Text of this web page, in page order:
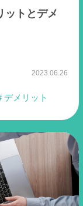
ットとデメ
2023.06.26
デメリット